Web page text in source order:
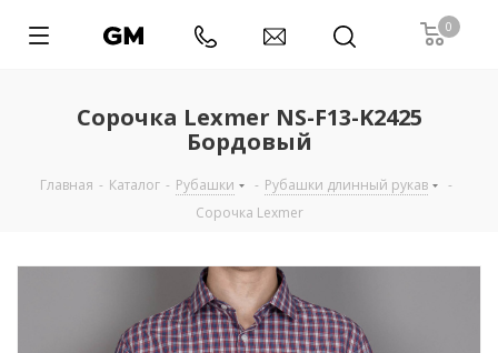
0
Сорочка Lexmer NS-F13-K2425
Бордовый
Главная - Каталог - Рубашки - Рубашки длинный рукав
-
Сорочка Lexmer